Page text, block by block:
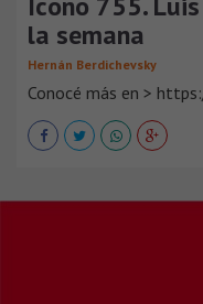
la semana
Hernán Berdichevsky
Conocé más en >